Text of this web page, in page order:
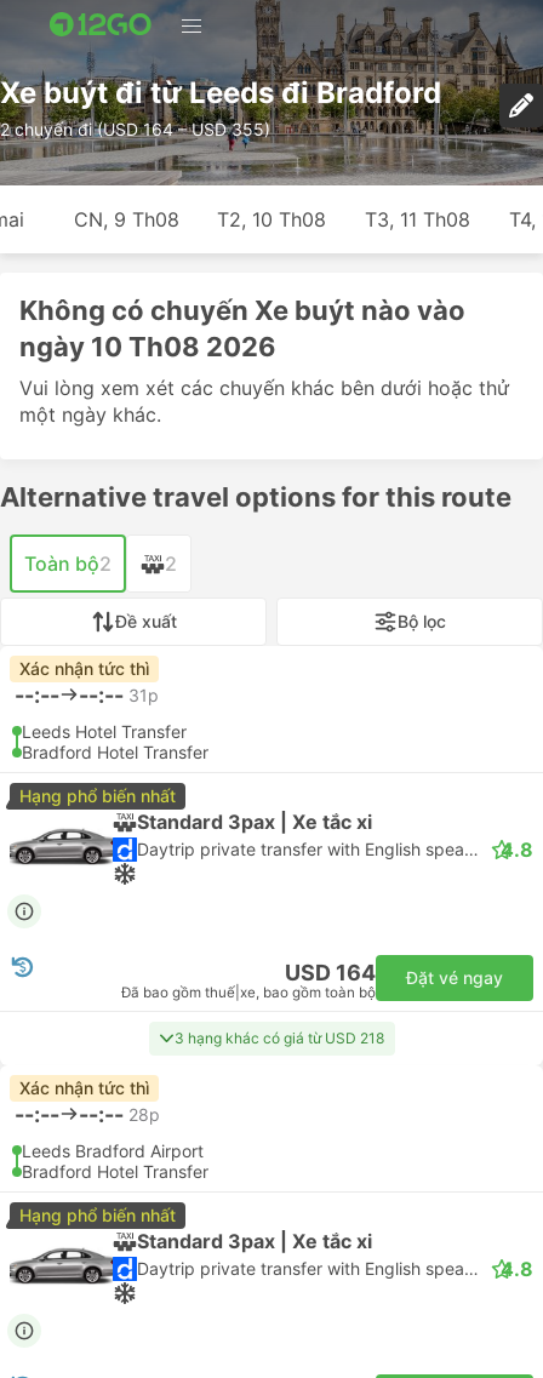
Xe buýt đi từ Leeds đi Bradford
2 chuyến đi (USD 164 – USD 355)
CN, 9 Th08 T2, 10 Th08 T3, 11 Th08 T4,
Không có chuyến Xe buýt nào vào
ngày 10 Th08 2026
Vui lòng xem xét các chuyến khác bên dưới hoặc thử
một ngày khác.
Alternative travel options for this route
Toàn bộ2 2
Đề xuất Bộ lọc
Xác nhận tức thì
--:-- --:-- 31p
Leeds Hotel Transfer
Bradford Hotel Transfer
Hạng phổ biến nhất
Standard 3pax | Xe tắc xi
Daytrip private transfer with English speaking driver 4.8
USD 164
Đã bao gồm thuế xe, bao gồm toàn bộ
Đặt vé ngay
3 hạng khác có giá từ USD 218
Xác nhận tức thì
--:-- --:-- 28p
Leeds Bradford Airport
Bradford Hotel Transfer
Hạng phổ biến nhất
Standard 3pax | Xe tắc xi
Daytrip private transfer with English speaking driver 4.8